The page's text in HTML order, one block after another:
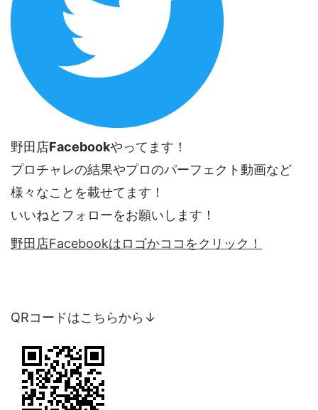
野田店Facebookやってます！
プロチャレの結果やプロのパーフェクト動画など
様々なことを載せてます！
いいねとフォローをお願いします！
野田店Facebookはロゴかココをクリック！
QRコードはこちらから↓